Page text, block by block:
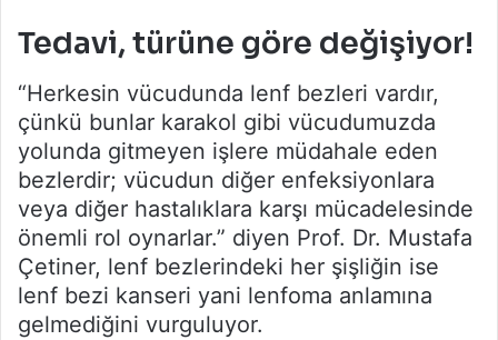
Tedavi, türüne göre değişiyor!
“Herkesin vücudunda lenf bezleri vardır,
çünkü bunlar karakol gibi vücudumuzda
yolunda gitmeyen işlere müdahale eden
bezlerdir; vücudun diğer enfeksiyonlara
veya diğer hastalıklara karşı mücadelesinde
önemli rol oynarlar.” diyen Prof. Dr. Mustafa
Çetiner, lenf bezlerindeki her şişliğin ise
lenf bezi kanseri yani lenfoma anlamına
gelmediğini vurguluyor.